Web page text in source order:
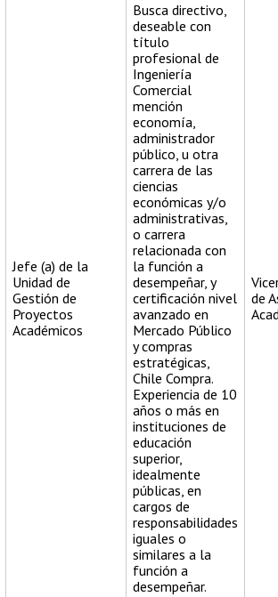
Jefe (a) de la
Unidad de
Gestión de
Proyectos
Académicos
Busca directivo,
deseable con
título
profesional de
Ingeniería
Comercial
mención
economía,
administrador
público, u otra
carrera de las
ciencias
económicas y/o
administrativas,
o carrera
relacionada con
la función a
desempeñar, y
certificación nivel
avanzado en
Mercado Público
y compras
estratégicas,
Chile Compra.
Experiencia de 10
años o más en
instituciones de
educación
superior,
idealmente
públicas, en
cargos de
responsabilidades
iguales o
similares a la
función a
desempeñar.
de